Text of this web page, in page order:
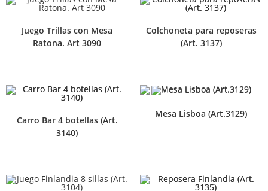
Juego Trillas con Mesa
Ratona. Art 3090
Colchoneta para reposeras
(Art. 3137)
Carro Bar 4 botellas (Art.
3140)
Mesa Lisboa (Art.3129)